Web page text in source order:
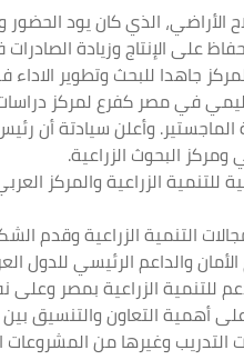
الأراضي، الذي كان يود
على الإنتاج وزيادة
جاهدا للبحث وتطوير الاداء
في مصر كفرع لمركز
وأعلن سيادتة أن
ومركز البحوث الزراعية.
الزراعية والمركز
التنمية الزراعية وقدم
والداعم الرئيسي للدول
للتنمية الزراعية بمصر
أهمية التعاون والتنسيق
التدريب وغيرها من